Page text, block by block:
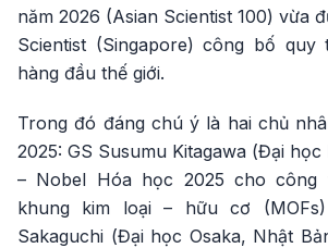
năm 2026 (Asian Scientist 100) vừa
Scientist (Singapore) công bố
hàng đầu thế giới.
Trong đó đáng chú ý là hai chủ
2025: GS Susumu Kitagawa (Đại
– Nobel Hóa học 2025 cho
khung kim loại – hữu cơ
Sakaguchi (Đại học Osaka, Nhật